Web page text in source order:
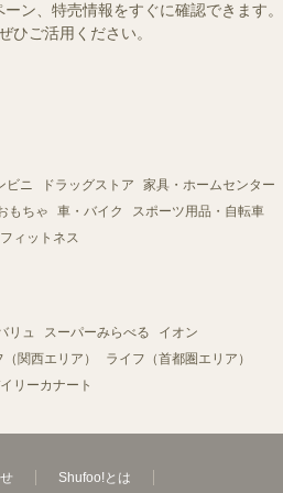
ン、特売情報をすぐに確認できます。
ご活用ください。
ビニ ドラッグストア
家具・ホームセンター
もちゃ 車・バイク
スポーツ用品・自転車
ィットネス
リュ スーパーみらべる
イオン
関西エリア）
ライフ（首都圏エリア）
リーカナート
Shufoo!とは